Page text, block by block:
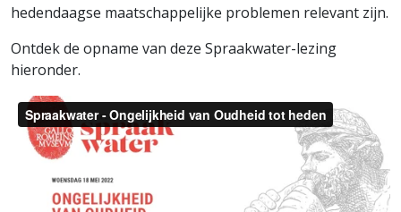
hedendaagse maatschappelijke problemen relevant zijn.
Ontdek de opname van deze Spraakwater-lezing
hieronder.